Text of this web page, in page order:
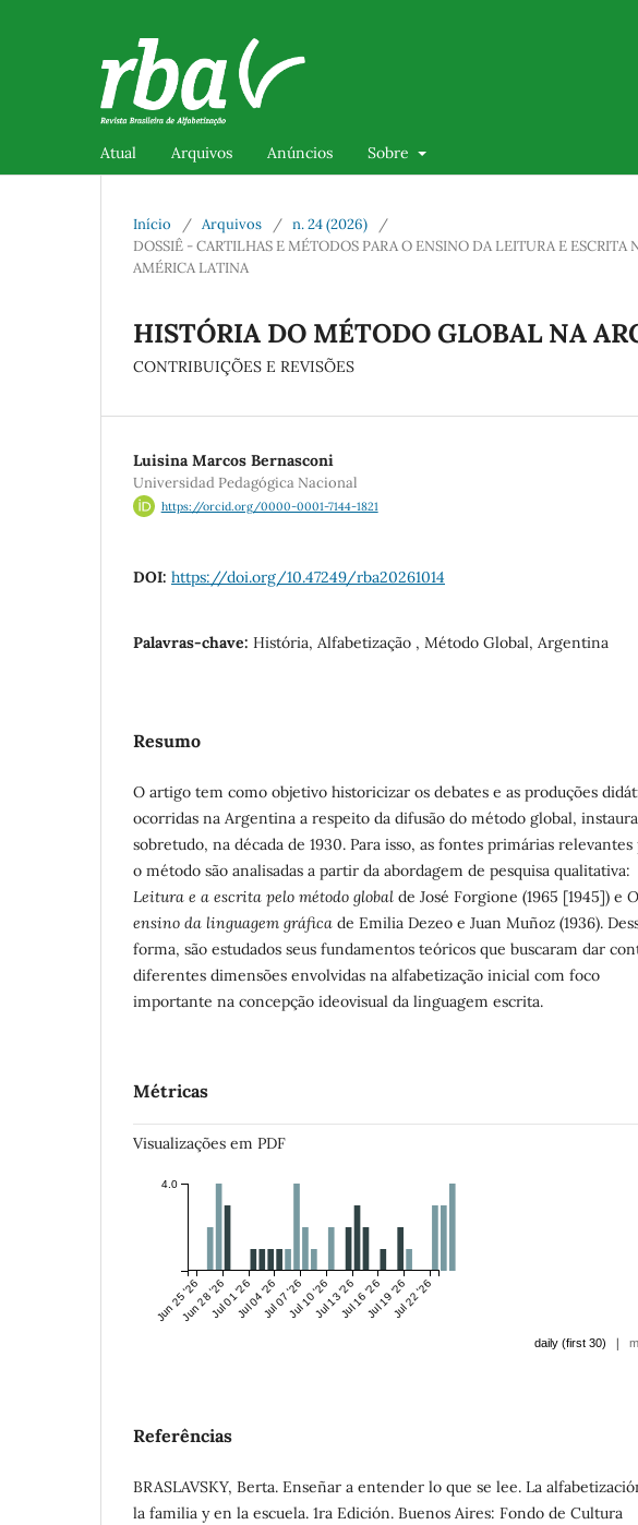
Atual Arquivos Anúncios Sobre
Início / Arquivos / n. 24 (2026)
/
DOSSIÊ - CARTILHAS E MÉTODOS PARA O ENSINO DA LEITURA E
AMÉRICA LATINA
HISTÓRIA DO MÉTODO GLOBAL NA
CONTRIBUIÇÕES E REVISÕES
Luisina Marcos Bernasconi
Universidad Pedagógica Nacional
https://orcid.org/0000-0001-7144-1821
DOI: https://doi.org/10.47249/rba20261014
Palavras-chave: História, Alfabetização , Método Global, Argentina
Resumo
O artigo tem como objetivo historicizar os debates e as produções
ocorridas na Argentina a respeito da difusão do método global,
sobretudo, na década de 1930. Para isso, as fontes primárias relevantes
o método são analisadas a partir da abordagem de pesquisa qualitativa:
Leitura e a escrita pelo método global de José Forgione (1965 [1945]) e O
ensino da linguagem gráfica de Emilia Dezeo e Juan Muñoz (1936).
forma, são estudados seus fundamentos teóricos que buscaram dar
diferentes dimensões envolvidas na alfabetização inicial com foco
importante na concepção ideovisual da linguagem escrita.
Métricas
Visualizações em PDF
Jun 25 '26Jun 28 '26Jul 01 '26Jul 04 '26Jul 07 '26Jul 10 '26Jul 13 '26Jul 16 '26Jul 19 '26Jul 22 '26
4.0
daily (first 30) |
Referências
BRASLAVSKY, Berta. Enseñar a entender lo que se lee. La
la familia y en la escuela. 1ra Edición. Buenos Aires: Fondo de Cultura